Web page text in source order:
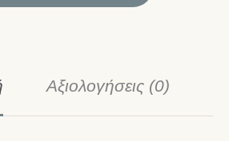
Αξιολογήσεις (0)